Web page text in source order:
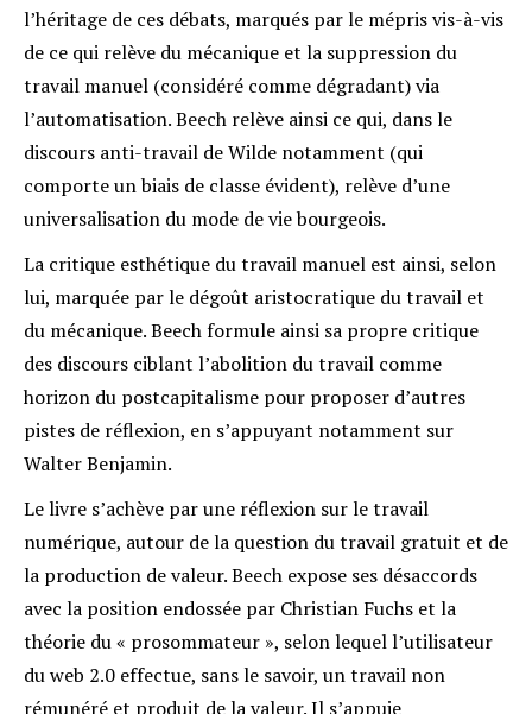
l’héritage de ces débats, marqués par le mépris vis-à-vis
de ce qui relève du mécanique et la suppression du
travail manuel (considéré comme dégradant) via
l’automatisation. Beech relève ainsi ce qui, dans le
discours anti-travail de Wilde notamment (qui
comporte un biais de classe évident), relève d’une
universalisation du mode de vie bourgeois.
La critique esthétique du travail manuel est ainsi, selon
lui, marquée par le dégoût aristocratique du travail et
du mécanique. Beech formule ainsi sa propre critique
des discours ciblant l’abolition du travail comme
horizon du postcapitalisme pour proposer d’autres
pistes de réflexion, en s’appuyant notamment sur
Walter Benjamin.
Le livre s’achève par une réflexion sur le travail
numérique, autour de la question du travail gratuit et de
la production de valeur. Beech expose ses désaccords
avec la position endossée par Christian Fuchs et la
théorie du « prosommateur », selon lequel l’utilisateur
du web 2.0 effectue, sans le savoir, un travail non
rémunéré et produit de la valeur. Il s’appuie